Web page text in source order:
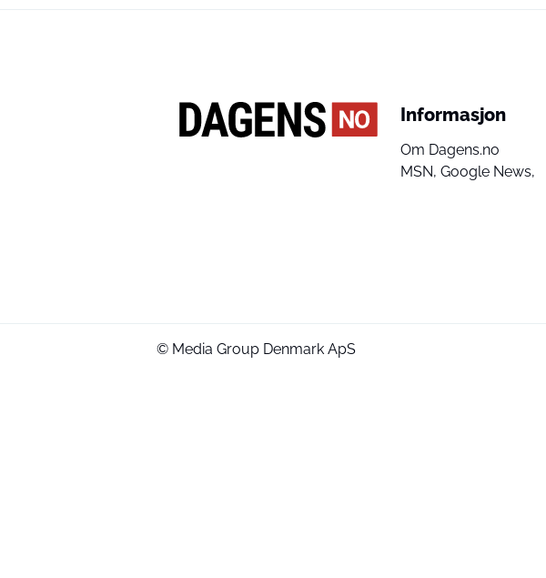
Informasjon
Om Dagens.no
MSN, Google News,
© Media Group Denmark ApS